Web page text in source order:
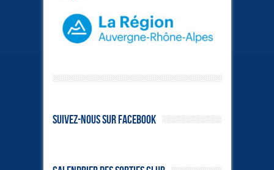
Suivez-nous sur Facebook